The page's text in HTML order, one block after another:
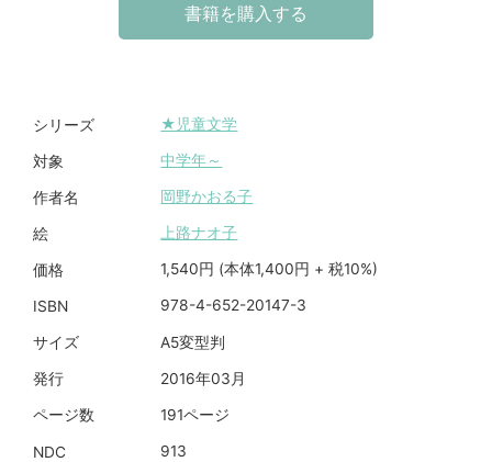
書籍を購入する
シリーズ ★児童文学
対象 中学年～
作者名 岡野かおる子
絵 上路ナオ子
価格 1,540円 (本体1,400円 + 税10%)
ISBN 978-4-652-20147-3
サイズ A5変型判
発行 2016年03月
ページ数 191ページ
NDC 913